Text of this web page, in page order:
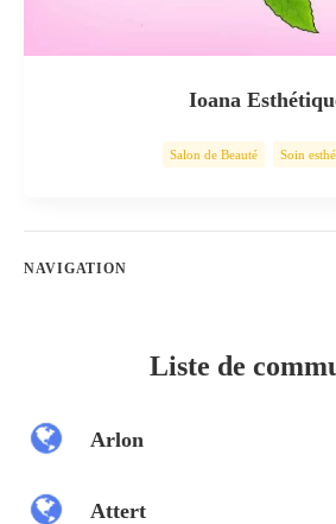
Ioana
Salon de Beauté Soin
NAVIGATION
Liste de
Arlon
Attert